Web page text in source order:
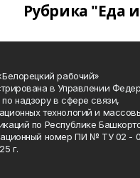
Рубрика "Еда
рабочий»
в Управлении
надзору в сфере связи,
технологий и
по Республике
номер ПИ № ТУ 02 -
г.